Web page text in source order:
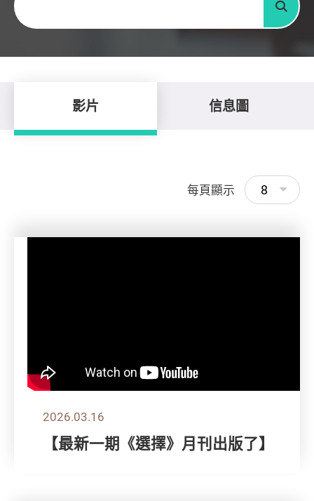
搜尋
影片 信息圖
每頁顯示 8
2026.03.16
【最新一期《選擇》月刊出版了】